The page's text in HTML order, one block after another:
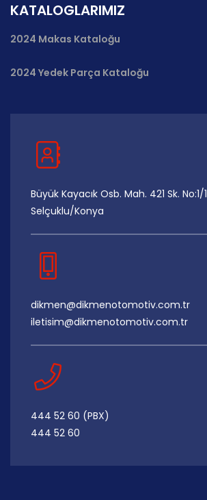
KATALOGLARIMIZ
2024 Makas Kataloğu
2024 Yedek Parça Kataloğu
Büyük Kayacık Osb. Mah. 421 Sk. No:1/1
Selçuklu/Konya
dikmen@dikmenotomotiv.com.tr
iletisim@dikmenotomotiv.com.tr
444 52 60 (PBX)
444 52 60